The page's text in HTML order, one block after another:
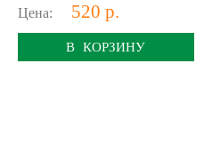
Цена: 520 р.
В КОРЗИНУ